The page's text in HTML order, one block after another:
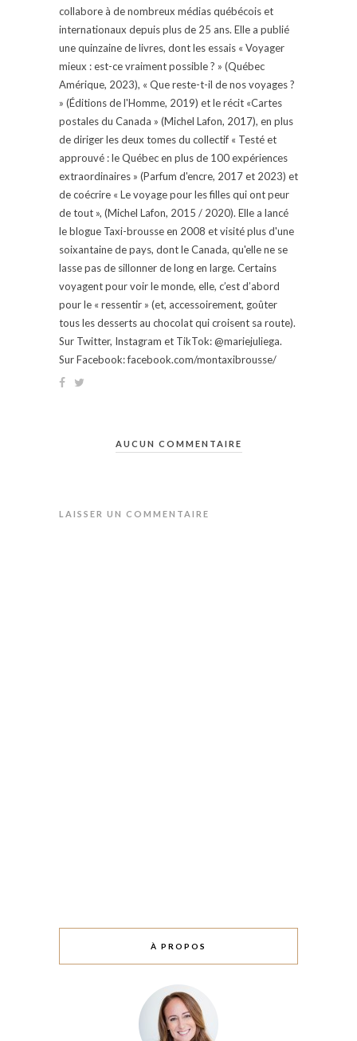
collabore à de nombreux médias québécois et
internationaux depuis plus de 25 ans. Elle a publié
une quinzaine de livres, dont les essais « Voyager
mieux : est-ce vraiment possible ? » (Québec
Amérique, 2023), « Que reste-t-il de nos voyages ?
» (Éditions de l'Homme, 2019) et le récit «Cartes
postales du Canada » (Michel Lafon, 2017), en plus
de diriger les deux tomes du collectif « Testé et
approuvé : le Québec en plus de 100 expériences
extraordinaires » (Parfum d'encre, 2017 et 2023) et
de coécrire « Le voyage pour les filles qui ont peur
de tout », (Michel Lafon, 2015 / 2020). Elle a lancé
le blogue Taxi-brousse en 2008 et visité plus d'une
soixantaine de pays, dont le Canada, qu'elle ne se
lasse pas de sillonner de long en large. Certains
voyagent pour voir le monde, elle, c’est d’abord
pour le « ressentir » (et, accessoirement, goûter
tous les desserts au chocolat qui croisent sa route).
Sur Twitter, Instagram et TikTok: @mariejuliega.
Sur Facebook: facebook.com/montaxibrousse/
AUCUN COMMENTAIRE
LAISSER UN COMMENTAIRE
À PROPOS